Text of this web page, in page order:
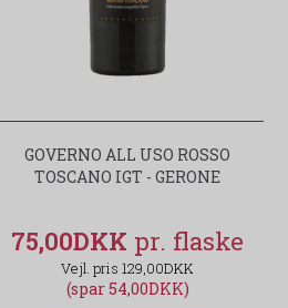
GOVERNO ALL USO ROSSO
TOSCANO IGT - GERONE
75,00DKK
129,00DKK
(spar 54,00DKK)